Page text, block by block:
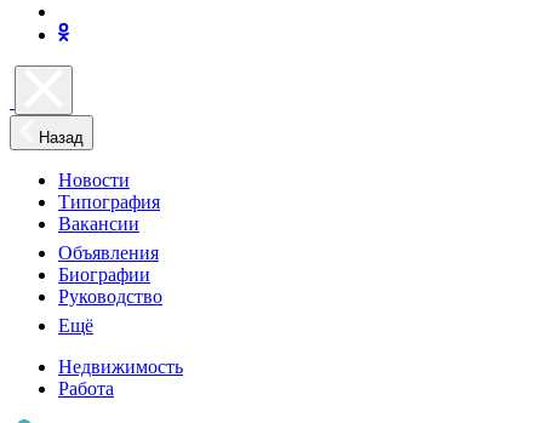
Назад
Новости
Типография
Вакансии
Объявления
Биографии
Руководство
Ещё
Недвижимость
Работа